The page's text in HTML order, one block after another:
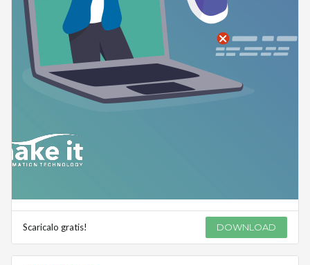
Scaricalo gratis! DOWNLOAD